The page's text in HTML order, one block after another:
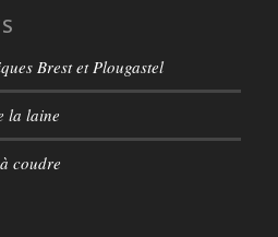
Brest et Plougastel
la laine
coudre